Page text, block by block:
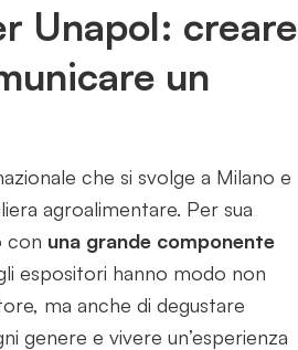
Unapol: creare
un
che si svolge a Milano e
agroalimentare. Per sua
con una grande componente
espositori hanno modo non
ma anche di degustare
genere e vivere un’esperienza